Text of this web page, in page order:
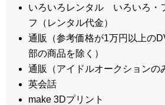
いろいろレンタル いろいろ・
フ（レンタル代金）
通販（参考価格が1万円以上の
部の商品を除く）
通販（アイドルオークションの
英会話
make 3Dプリント